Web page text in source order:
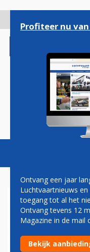
gaan
Magazine
BELANG IN
FLEXJET
Profiteer nu
Ontvang een jaar
Luchtvaartnieuws
toegang tot al het
Ontvang tevens 12
Magazine in de mail
Bekijk